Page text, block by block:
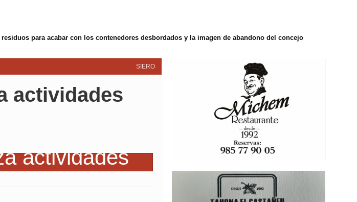
para acabar con los contenedores desbordados y la imagen de abandono del concejo
SIERO
actividades